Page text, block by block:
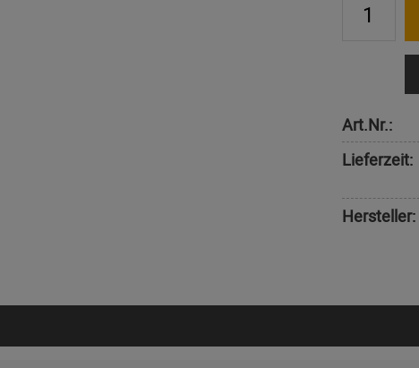
Art.Nr.:
Lieferzeit:
Hersteller: